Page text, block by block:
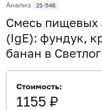
Анализ 21-548
Смесь пищевых
(IgE): фундук,
банан в
Стоимость:
1155 ₽